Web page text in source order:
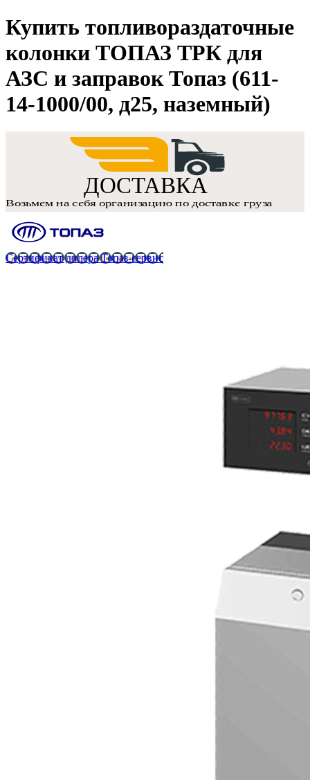
Купить топливораздаточные
колонки ТОПАЗ ТРК для
АЗС и заправок Топаз (611-
14-1000/00, д25, наземный)
Сертификат дилера Топаз-сервис